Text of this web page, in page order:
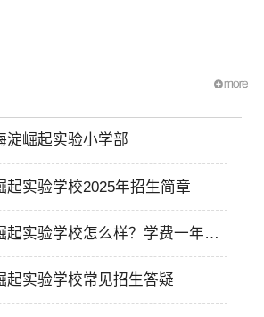
淀崛起实验小学部
起实验学校2025年招生简章
起实验学校怎么样？学费一年多
起实验学校常见招生答疑